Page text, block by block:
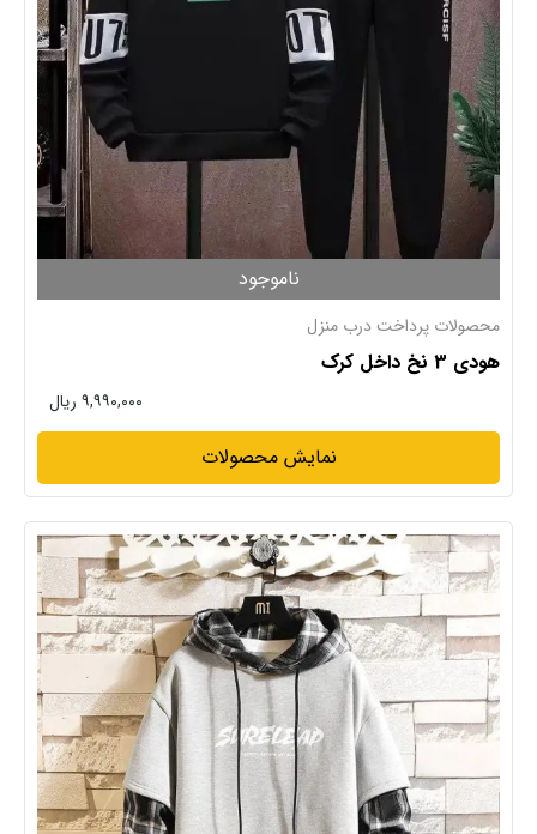
ناموجود
محصولات پرداخت درب منزل
هودی 3 نخ داخل کرک
۹,۹۹۰,۰۰۰ ریال
نمایش محصولات